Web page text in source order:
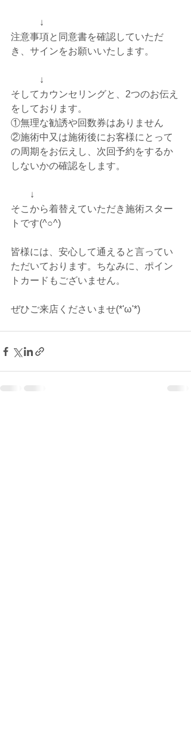
↓
注意事項と同意書を確認していただ
き、サインをお願いいたします。
↓
そしてカウンセリングと、2つのお伝え
をしております。
①無理な勧誘や回数券はありません
②施術中又は施術後にお客様にとって
の周期をお伝えし、次回予約をするか
しないかの確認をします。
↓
そこから着替えていただき施術スター
トです(^○^)
皆様には、安心して通えると言ってい
ただいております。ちなみに、ポイン
トカードもございません。
ぜひご来店くださいませ(*'ω'*)